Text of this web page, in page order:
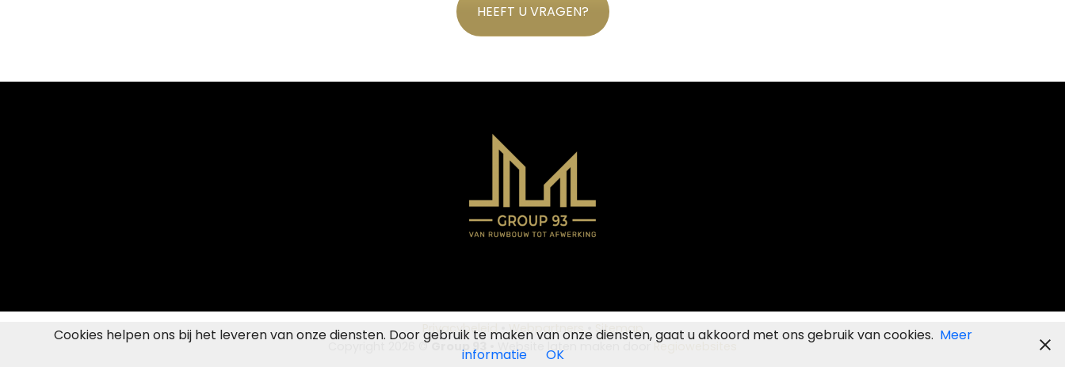
HEEFT U VRAGEN?
Privacybeleid•Webpartners• Sitemap
Copyright 2026 © Group 93 • Website laten maken door Regiowebsites
Cookies helpen ons bij het leveren van onze diensten. Door gebruik te maken van onze diensten, gaat u akkoord met ons gebruik van cookies. Meer
informatie
OK